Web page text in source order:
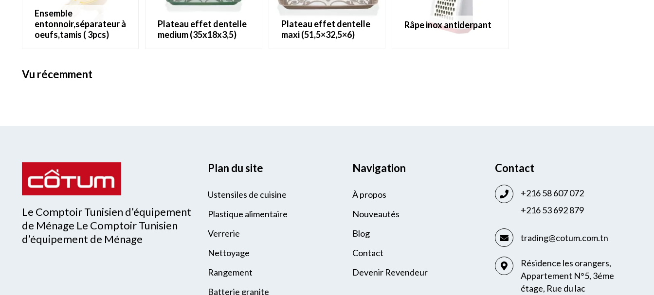
ensemble
entonnoir,séparateur à
oeufs,tamis ( 3pcs)
plateau effet dentelle
medium (35x18x3,5)
plateau effet dentelle
maxi (51,5×32,5×6)
râpe inox antiderpant
vu récemment
Le Comptoir Tunisien d’équipement
de Ménage Le Comptoir Tunisien
d’équipement de Ménage
Plan du site
Ustensiles de cuisine
Plastique alimentaire
Verrerie
Nettoyage
Rangement
Batterie granite
Navigation
À propos
Nouveautés
Blog
Contact
Devenir Revendeur
Contact
+216 58 607 072
+216 53 692 879
trading@cotum.com.tn
Résidence les orangers,
Appartement N°5, 3éme
étage, Rue du lac